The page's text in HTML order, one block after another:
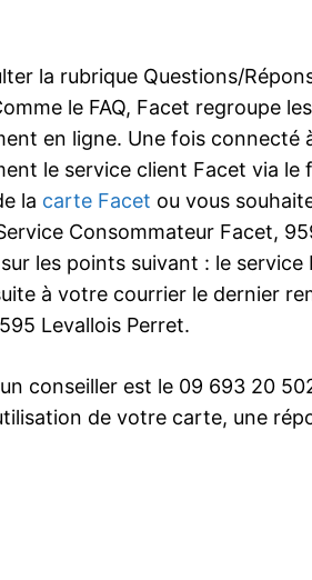
la rubrique Questions/
le FAQ, Facet regroupe
en ligne. Une fois connecté à
le service client Facet via le
la carte Facet ou vous
Consommateur Facet,
les points suivant : le service
à votre courrier le dernier
Levallois Perret.
conseiller est le 09 693 20
de votre carte, une